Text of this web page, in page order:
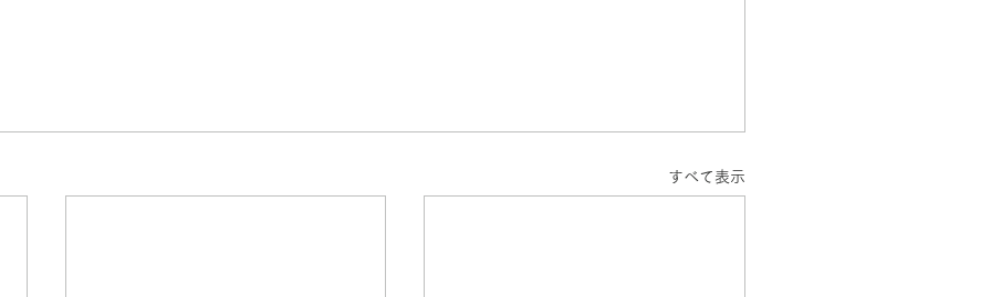
すべて表示